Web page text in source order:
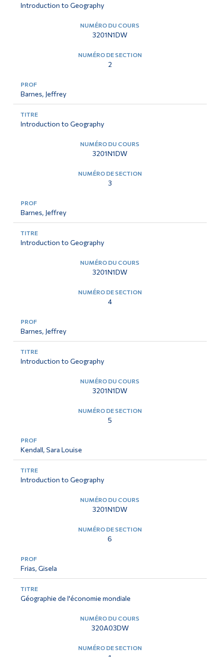
Introduction to Geography
3201N1DW
2
Barnes, Jeffrey
Introduction to Geography
3201N1DW
3
Barnes, Jeffrey
Introduction to Geography
3201N1DW
4
Barnes, Jeffrey
Introduction to Geography
3201N1DW
5
Kendall, Sara Louise
Introduction to Geography
3201N1DW
6
Frias, Gisela
Géographie de l'économie mondiale
320A03DW